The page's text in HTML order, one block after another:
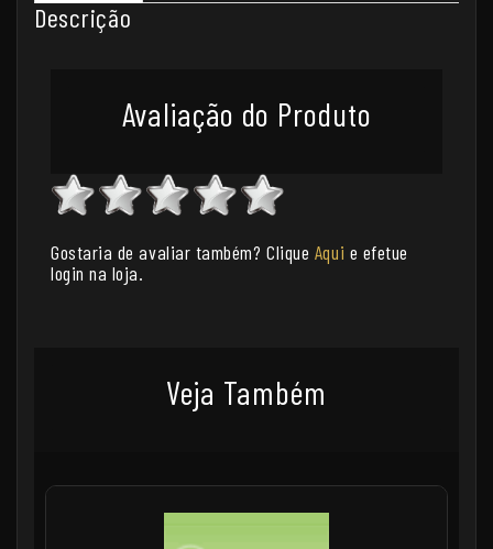
Descrição
Avaliação do Produto
Gostaria de avaliar também? Clique Aqui e efetue
login na loja.
Veja Também